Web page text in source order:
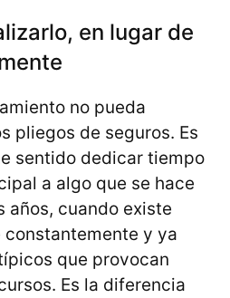
en lugar de
no pueda
pliegos de seguros. Es
sentido dedicar tiempo
a algo que se hace
años, cuando existe
constantemente y ya
que provocan
Es la diferencia